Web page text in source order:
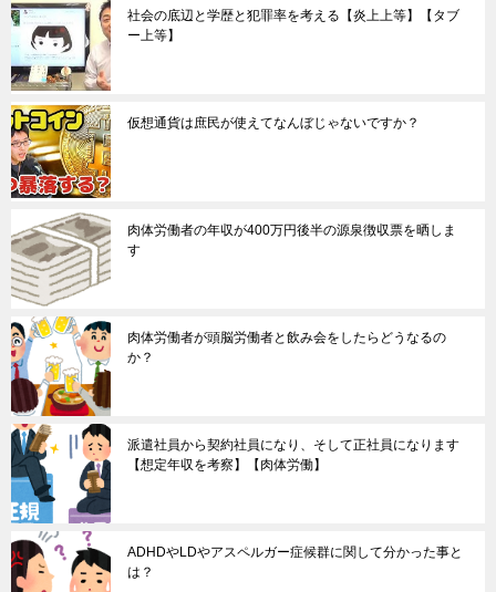
社会の底辺と学歴と犯罪率を考える【炎上上等】【タブ
ー上等】
仮想通貨は庶民が使えてなんぼじゃないですか？
肉体労働者の年収が400万円後半の源泉徴収票を晒しま
す
肉体労働者が頭脳労働者と飲み会をしたらどうなるの
か？
派遣社員から契約社員になり、そして正社員になります
【想定年収を考察】【肉体労働】
ADHDやLDやアスペルガー症候群に関して分かった事と
は？